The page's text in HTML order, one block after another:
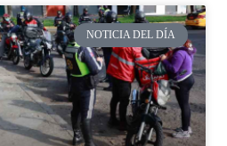
NOTICIA DEL DÍA